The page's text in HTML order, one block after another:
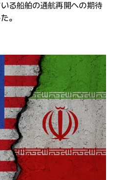
る船舶の通航再開への期待
。